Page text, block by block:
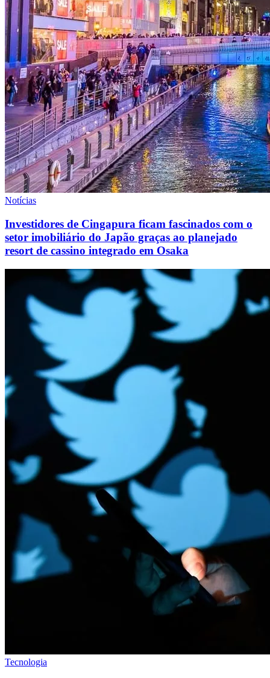
Notícias
Investidores de Cingapura ficam fascinados com o
setor imobiliário do Japão graças ao planejado
resort de cassino integrado em Osaka
Tecnologia